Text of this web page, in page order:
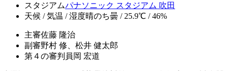
スタジアムパナソニック スタジアム 吹田
天候 / 気温 / 湿度晴のち曇 / 25.9℃ / 46%
主審佐藤 隆治
副審野村 修、松井 健太郎
第４の審判員 岡 宏道